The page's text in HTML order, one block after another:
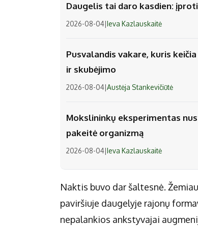
Daugelis tai daro kasdien:
2026-08-04|Ieva Kazlauskaitė
Pusvalandis vakare, kuris
ir skubėjimo
2026-08-04|Austėja Stankevičiūtė
Mokslininkų eksperimentas
pakeitė organizmą
2026-08-04|Ieva Kazlauskaitė
Naktis buvo dar šaltesnė.
paviršiuje daugelyje rajonų
nepalankios ankstyvajai